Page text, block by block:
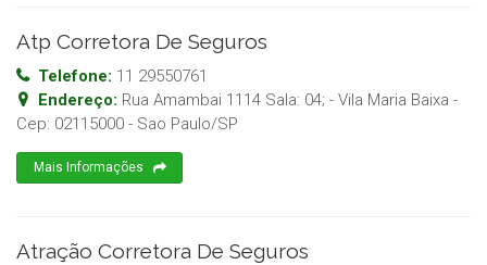
Atp Corretora De Seguros
Telefone: 11 29550761
Endereço: Rua Amambai 1114 Sala: 04; - Vila Maria Baixa -
Cep: 02115000 - Sao Paulo/SP
Mais Informações
Atração Corretora De Seguros